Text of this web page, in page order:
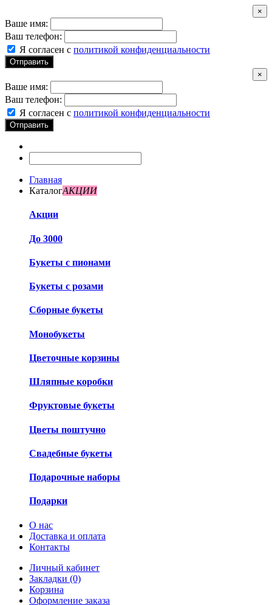
×
Ваше имя:
Ваш телефон:
Я согласен с политикой конфиденциальности
Отправить
×
Ваше имя:
Ваш телефон:
Я согласен с политикой конфиденциальности
Отправить
Главная
КаталогАКЦИИ
Акции
До 3000
Букеты с пионами
Букеты с розами
Сборные букеты
Монобукеты
Цветочные корзины
Шляпные коробки
Фруктовые букеты
Цветы поштучно
Свадебные букеты
Подарочные наборы
Подарки
О нас
Доставка и оплата
Контакты
Личный кабинет
Закладки (0)
Корзина
Оформление заказа